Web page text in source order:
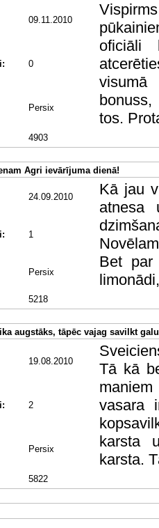
09.11.2010
oficiāli
visumā
tos.
0
Persix
4903
Agri ievārījuma dienā!
24.09.2010
Kā jau
atnesa
Bet par
1
Persix
5218
augstāks, tāpēc vajag savilkt
19.08.2010
Tā kā
vasara
karsta
karsta.
2
Persix
5822